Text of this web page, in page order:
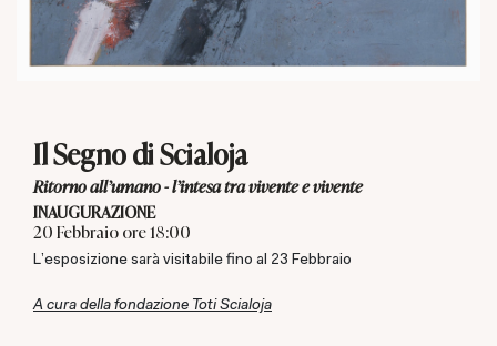
Il Segno di Scialoja
Ritorno all’umano - l’intesa tra vivente e vivente
INAUGURAZIONE
20 Febbraio ore 18:00
L'esposizione sarà visitabile fino al 23 Febbraio
A cura della fondazione Toti Scialoja